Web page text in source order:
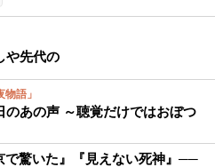
や先代の
語」
のあの声 ～聴覚だけではおぼつ
で驚いた』『見えない死神』──